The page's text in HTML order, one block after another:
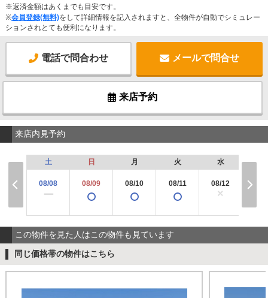
※返済金額はあくまでも目安です。
※会員登録(無料)をして詳細情報を記入されますと、全物件が自動でシミュレー
ションされとても便利になります。
電話で問合わせ メールで問合せ
来店予約
来店内見予約
土
08/08
ー
日
08/09
月
08/10
火
08/11
水
08/12
×
この物件を見た人はこの物件も見ています
同じ価格帯の物件はこちら